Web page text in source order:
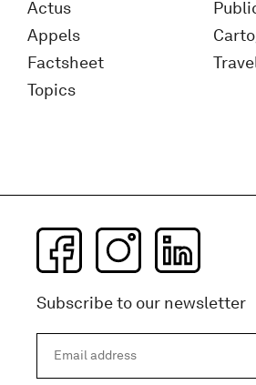
Actus
Appels
Factsheet
Topics
Subscribe to our newsletter